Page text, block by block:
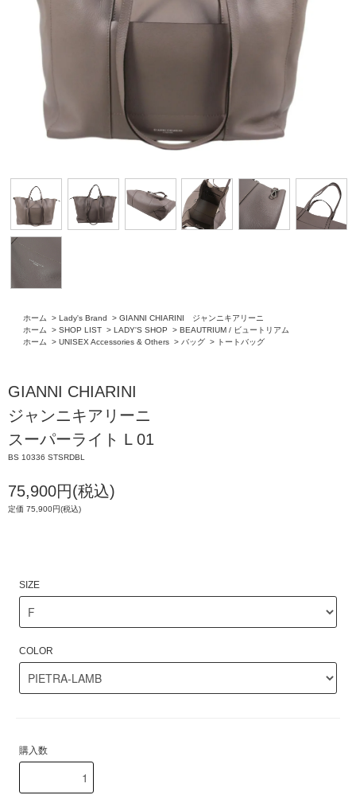
ホーム > Lady's Brand > GIANNI CHIARINI ジャンニキアリーニ
ホーム
> SHOP LIST > LADY'S SHOP > BEAUTRIUM / ビュートリアム
ホーム
> UNISEX Accessories & Others > バッグ > トートバッグ
GIANNI CHIARINI
ジャンニキアリーニ
スーパーライト L 01
BS 10336 STSRDBL
75,900円(税込)
定価 75,900円(税込)
SIZE
COLOR
購入数